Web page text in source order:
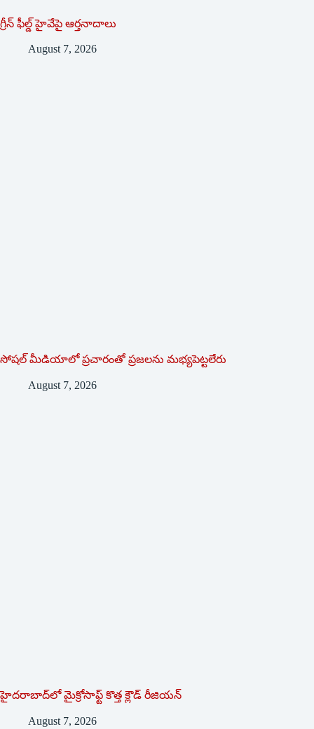
గ్రీన్ ఫీల్డ్ హైవేపై ఆర్తనాదాలు
August 7, 2026
సోషల్‌ ‌మీడియాలో ప్రచారంతో ప్రజలను మభ్యపెట్టలేరు
August 7, 2026
హైదరాబాద్‌లో మైక్రోసాఫ్ట్ ‌కొత్త క్లౌడ్‌ ‌రీజియన్‌
August 7, 2026